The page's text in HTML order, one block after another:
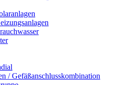
/ Gefäßanschlusskombination